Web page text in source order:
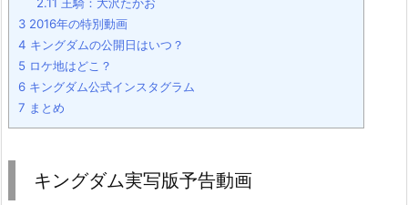
2.11 王騎：大沢たかお
3 2016年の特別動画
4 キングダムの公開日はいつ？
5 ロケ地はどこ？
6 キングダム公式インスタグラム
7 まとめ
キングダム実写版予告動画